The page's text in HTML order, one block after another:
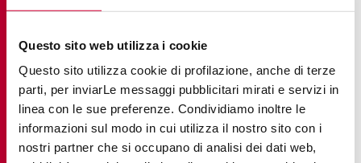
Questo sito web utilizza i cookie
Questo sito utilizza cookie di profilazione, anche di terze
parti, per inviarLe messaggi pubblicitari mirati e servizi in
linea con le sue preferenze. Condividiamo inoltre le
informazioni sul modo in cui utilizza il nostro sito con i
nostri partner che si occupano di analisi dei dati web,
azulejos imitación terracota
Lasazulejos imitación terracotarequieren juntas
en tonos cálidos que respeten su carácter natural.
Las juntas de color marrón u óxido realzan los
tonos terrosos y recrean auténticas atmósferas